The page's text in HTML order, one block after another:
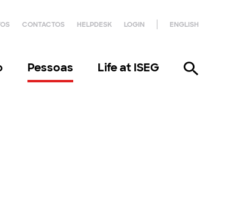
CONTACTOS HELPDESK LOGIN ENGLISH
Pessoas Life at ISEG